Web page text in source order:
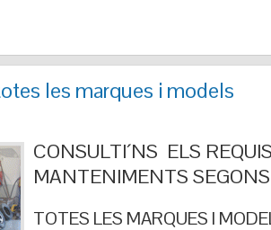
les marques i models
CONSULTI´NS ELS
MANTENIMENTS
TOTES LES MARQUES I